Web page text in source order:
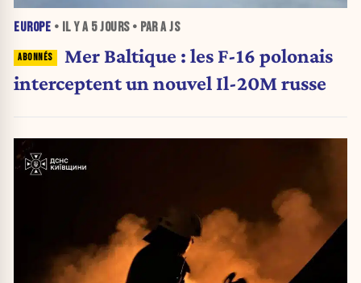
EUROPE • IL Y A 5 JOURS• PAR A JS
Mer Baltique : les F-16 polonais
interceptent un nouvel Il-20M russe